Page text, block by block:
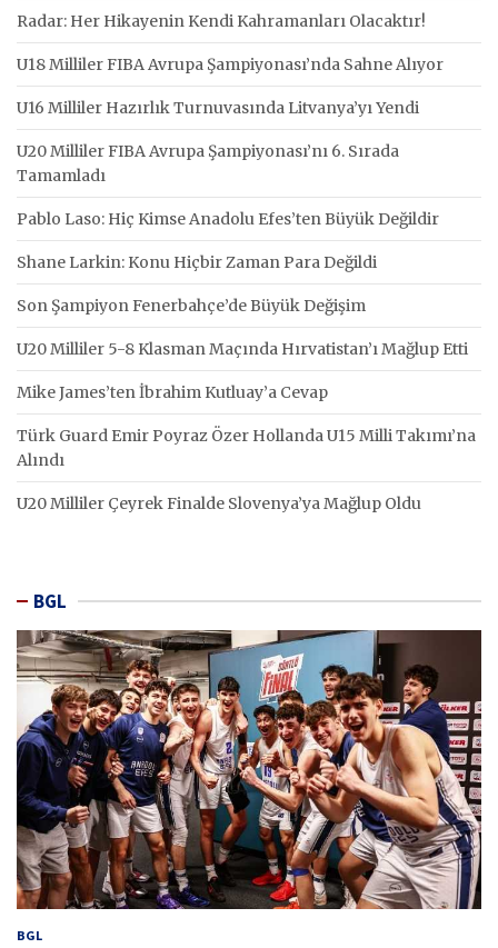
Radar: Her Hikayenin Kendi Kahramanları Olacaktır!
U18 Milliler FIBA Avrupa Şampiyonası’nda Sahne Alıyor
U16 Milliler Hazırlık Turnuvasında Litvanya’yı Yendi
U20 Milliler FIBA Avrupa Şampiyonası’nı 6. Sırada
Tamamladı
Pablo Laso: Hiç Kimse Anadolu Efes’ten Büyük Değildir
Shane Larkin: Konu Hiçbir Zaman Para Değildi
Son Şampiyon Fenerbahçe’de Büyük Değişim
U20 Milliler 5-8 Klasman Maçında Hırvatistan’ı Mağlup Etti
Mike James’ten İbrahim Kutluay’a Cevap
Türk Guard Emir Poyraz Özer Hollanda U15 Milli Takımı’na
Alındı
U20 Milliler Çeyrek Finalde Slovenya’ya Mağlup Oldu
BGL
BGL